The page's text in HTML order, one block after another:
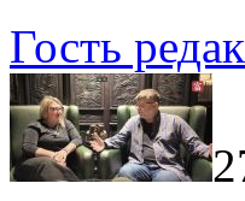
Гость